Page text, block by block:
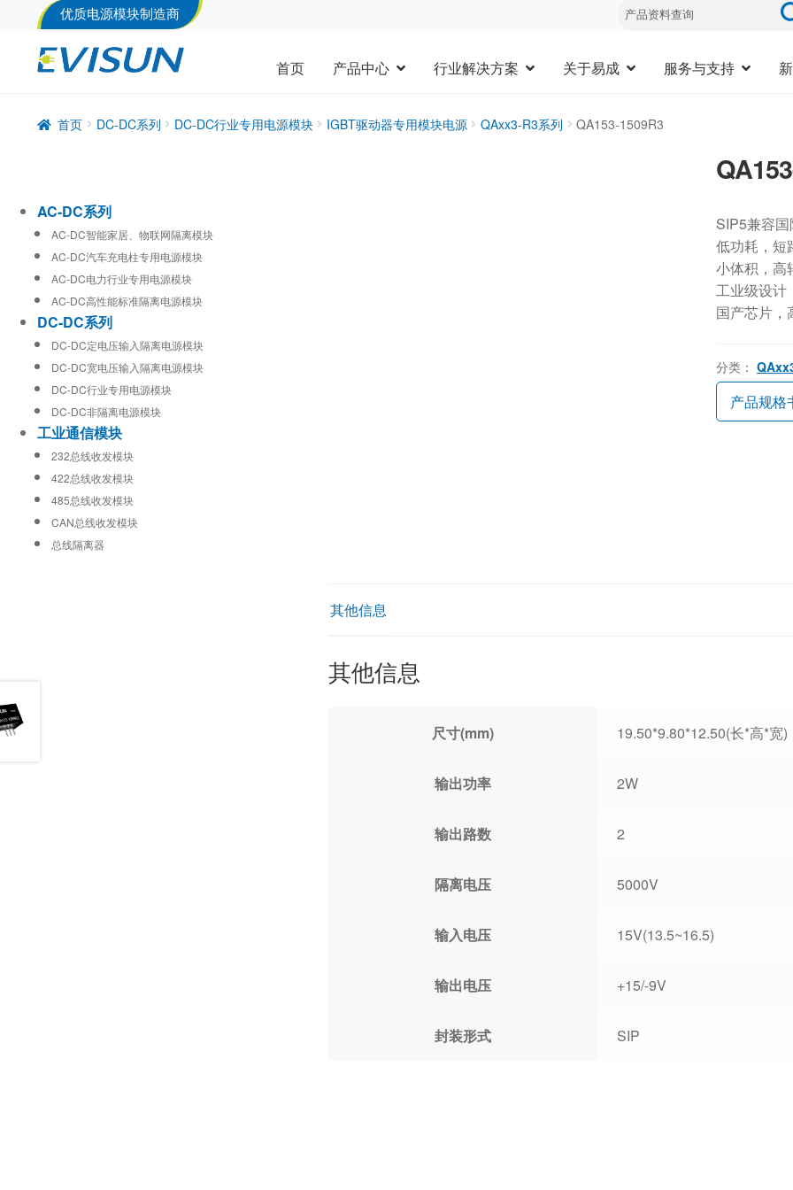
优质电源模块制造商
首页 产品中心 行业解决方案 关于易成 服务与支持
首页 DC-DC系列 DC-DC行业专用电源模块 IGBT驱动器专用模块电源 QAxx3-R3系列 QA153-1509R3
SIP5兼容
低功耗，短
小体积，高
工业级设计
国产芯片，
分类：
产品规格
其他信息
其他信息
尺寸(mm) 19.50*9.80*12.50(长*高*宽)
输出功率 2W
输出路数 2
隔离电压 5000V
输入电压 15V(13.5~16.5)
输出电压 +15/-9V
封装形式 SIP
AC-DC系列
AC-DC智能家居、物联网隔离模块
AC-DC汽车充电柱专用电源模块
AC-DC电力行业专用电源模块
AC-DC高性能标准隔离电源模块
DC-DC系列
DC-DC定电压输入隔离电源模块
DC-DC宽电压输入隔离电源模块
DC-DC行业专用电源模块
DC-DC非隔离电源模块
工业通信模块
232总线收发模块
422总线收发模块
485总线收发模块
CAN总线收发模块
总线隔离器